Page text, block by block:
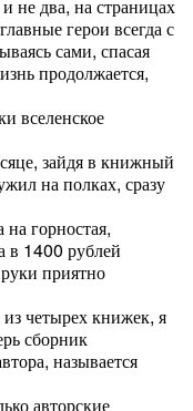
не два, на страницах
герои всегда с
сами, спасая
продолжается,
вселенское
зайдя в книжный
на полках, сразу
горностая,
в 1400 рублей
приятно
четырех книжек, я
сборник
называется
авторские